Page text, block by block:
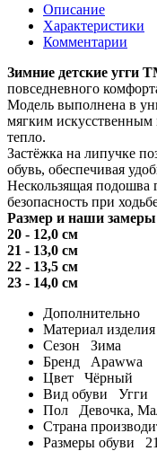
Описание
Характеристики
Комментарии
Зимние детские угги
повседневного
Модель выполнена в
мягким искусственным
тепло.
Застёжка на липучке
обувь, обеспечивая
Нескользящая подошва
безопасность при
Размер и наши
20 - 12,0 см
21 - 13,0 см
22 - 13,5 см
23 - 14,0 см
Дополнительно
Материал изделия
Сезон
Зима
Бренд
Apawwa
Цвет
Чёрный
Вид обуви
Угги
Пол
Девочка,
Страна
Размеры обуви